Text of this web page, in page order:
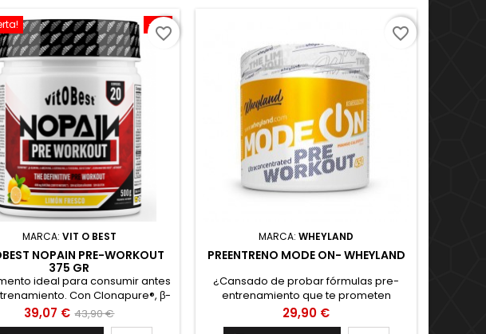
-11%
MARCA: VIT O BEST
NOPAIN PRE-WORKOUT
375 GR
ideal para consumir antes
Con Clonapure®, β-
L-Arginina, L-Citrulina, L-
Oxystorm®, Ashwanature
Precio
39,07 € Precio
43,90 €
favorite_border
MARCA:WHEYLAND
PREENTRENO MODE ON- WHEYLAND
¿Cansado de probar fórmulas pre-
entrenamiento que te prometen
grandes efectos sin llegar a notar casi
nada? ¿Sueles comenzar tu
Precio
29,90 €
favorite_border